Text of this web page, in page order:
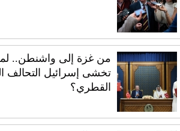
من غزة إلى واشنطن..
تخشى إسرائيل التحالف
القطري؟